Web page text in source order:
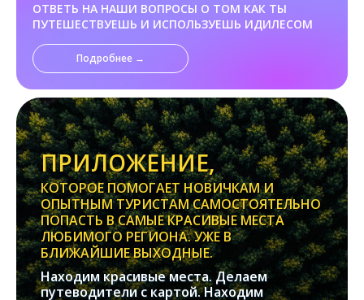
ОТВЕТЬ НА НАШИ ВОПРОСЫ О ТОМ КАК ТЫ
ПУТЕШЕСТВУЕШЬ И ИСПОЛЬЗУЕШЬ ИДИЛЕСОМ
Подробнее →
ПРИЛОЖЕНИЕ,
КОТОРОЕ ПОМОГАЕТ НОВИЧКАМ И
ОПЫТНЫМ ТУРИСТАМ САМОСТОЯТЕЛЬНО
ПОПАСТЬ В САМЫЕ КРАСИВЫЕ МЕСТА
ЛЮБИМОГО РЕГИОНА. УЖЕ В
БЛИЖАЙШИЕ ВЫХОДНЫЕ.
Находим красивые места. Делаем
путеводители с картой. Находим